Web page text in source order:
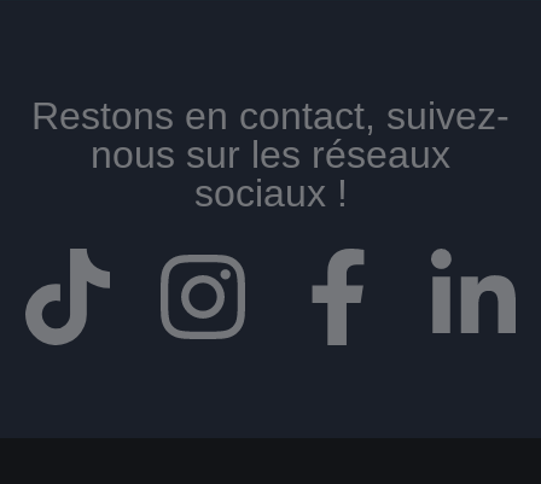
Restons en contact, suivez-
nous sur les réseaux
sociaux !​